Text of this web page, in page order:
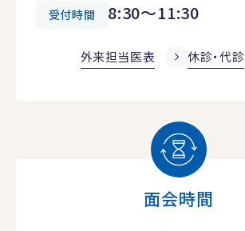
受付時間 8:30～11:30
外来担当医表 休診・代診
面会時間